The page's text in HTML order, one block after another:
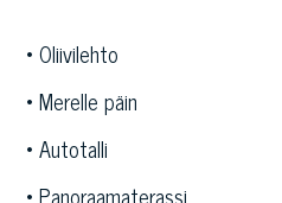
neliömetriä ja siinä on
asuu itsenäinen
makuuhuoneesta,
merelle päin ja
Oliivilehto
Merelle päin
Autotalli